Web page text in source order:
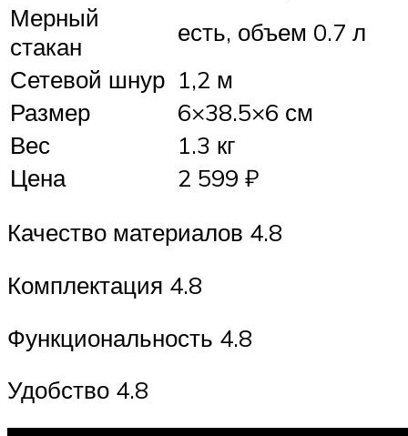
Мерный
стакан
есть, объем 0.7 л
Сетевой шнур 1,2 м
Размер
6×38.5×6 см
Вес
1.3 кг
Цена
2 599 ₽
Качество материалов 4.8
Комплектация 4.8
Функциональность 4.8
Удобство 4.8